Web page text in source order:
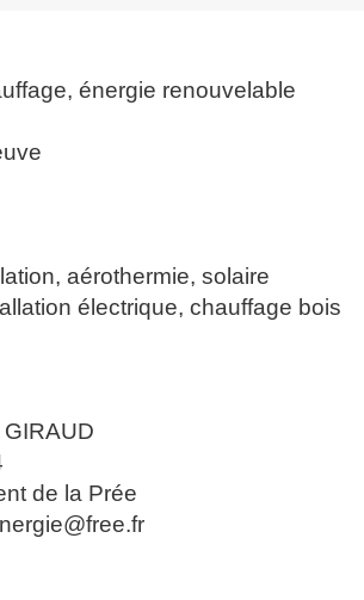
énergie renouvelable
aérothermie, solaire
électrique, chauffage bois
de la Prée